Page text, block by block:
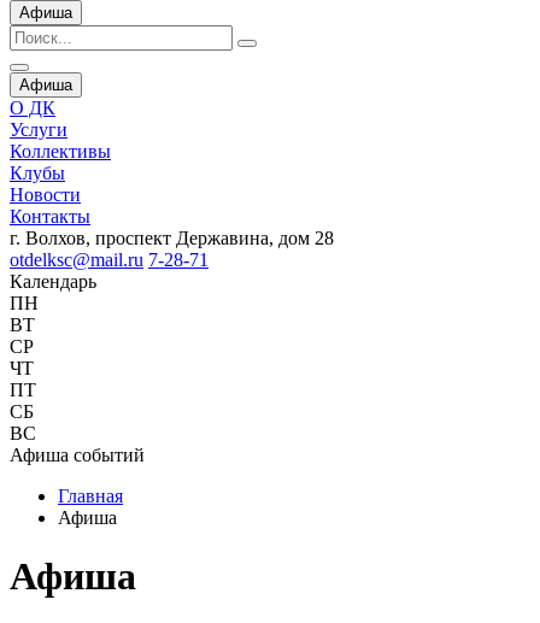
Афиша
Афиша
О ДК
Услуги
Коллективы
Клубы
Новости
Контакты
г. Волхов, проспект Державина, дом 28
otdelksc@mail.ru 7-28-71
Календарь
ПН
ВТ
СР
ЧТ
ПТ
СБ
ВС
Афиша событий
Главная
Афиша
Афиша